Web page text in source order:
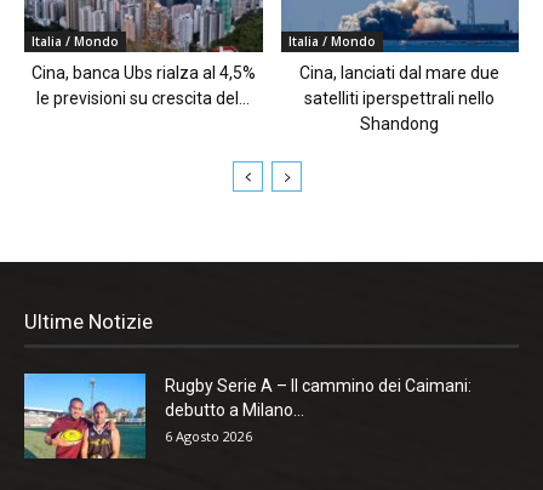
Italia / Mondo
Cina, banca Ubs rialza al 4,5%
le previsioni su crescita del...
Italia / Mondo
Cina, lanciati dal mare due
satelliti iperspettrali nello
Shandong
Ultime Notizie
Rugby Serie A – Il cammino dei Caimani:
debutto a Milano...
6 Agosto 2026